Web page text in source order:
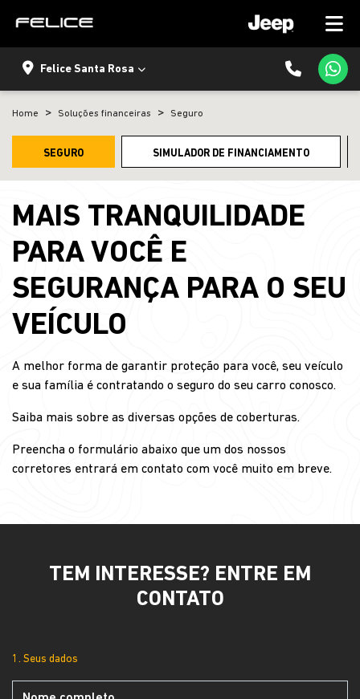
Felice Santa Rosa
Home Soluções financeiras Seguro
SIMULADOR DE FINANCIAMENTO
SEGURO
MAIS TRANQUILIDADE
PARA VOCÊ E
SEGURANÇA PARA O SEU
VEÍCULO
A melhor forma de garantir proteção para você, seu veículo
e sua família é contratando o seguro do seu carro conosco.
Saiba mais sobre as diversas opções de coberturas.
Preencha o formulário abaixo que um dos nossos
corretores entrará em contato com você muito em breve.
TEM INTERESSE? ENTRE EM
CONTATO
1. Seus dados